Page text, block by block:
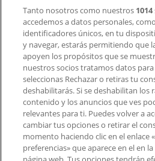
Contacto
Contacto comercial y de
Tienda mal colocada en el
Notificar un folleto
¿Encontraste un problema
aplicación?
Índices
Tanto nosotros como nuestros 1014
accedemos a datos personales,
identificadores únicos, en tu
y navegar, estarás permitiendo que
apoyen los propósitos que se
nuestros socios tratamos datos
seleccionas Rechazar o retiras tu
deshabilitarás. Si se deshabilitan los
contenido y los anuncios que ves
relevantes para ti. Puedes volver a
cambiar tus opciones o retirar el
momento haciendo clic en el enlace
preferencias» que aparece en el en